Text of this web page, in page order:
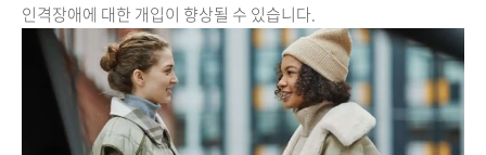
인격장애에 대한 개입이 향상될 수 있습니다.